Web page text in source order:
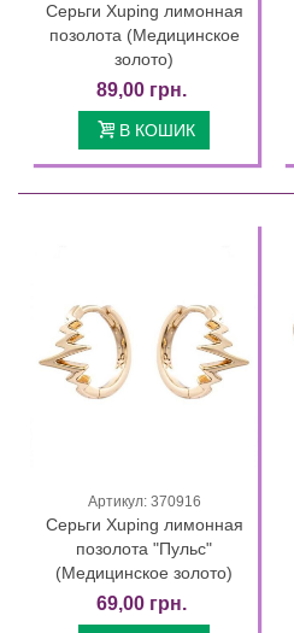
Серьги Xuping лимонная
позолота (Медицинское
золото)
89,00 грн.
В КОШИК
Артикул: 370916
Серьги Xuping лимонная
позолота "Пульс"
(Медицинское золото)
69,00 грн.